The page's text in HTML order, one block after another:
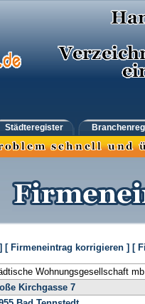
Städteregister
[ Firmeneintrag korrigieren ] [
Wohnungsgesellschaft
Kirchgasse 7